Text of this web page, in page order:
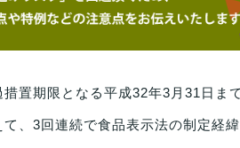
置期限となる平成32年3月31日ま
、3回連続で食品表示法の制定経